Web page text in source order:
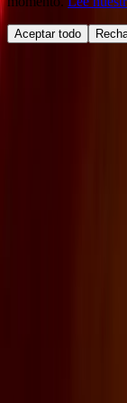
Aceptar todo